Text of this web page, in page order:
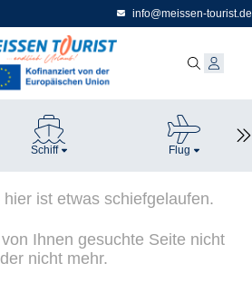
info@meissen-tourist.de
Schiff Flug
ist etwas schiefgelaufen.
Ihnen gesuchte Seite nicht
nicht mehr.